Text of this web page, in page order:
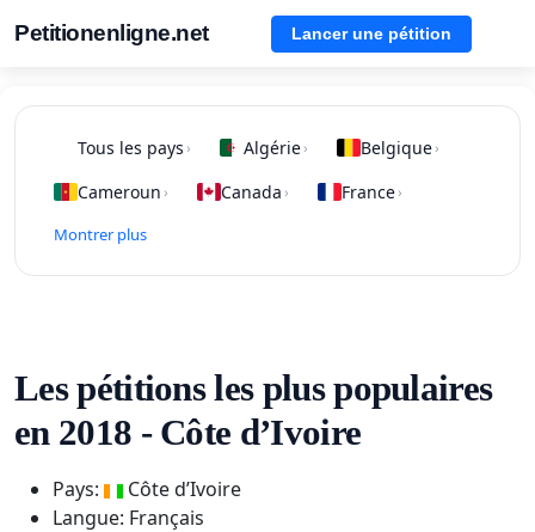
Petitionenligne.net Lancer une pétition
Tous les pays › Algérie› Belgique›
Cameroun › Canada › France›
Montrer plus
Les pétitions les plus populaires
en 2018 - Côte d’Ivoire
Pays:
Côte d’Ivoire
Langue: Français